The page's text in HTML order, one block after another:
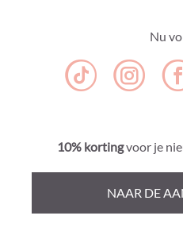
Nu
10% kortingvoor je
NAAR DE